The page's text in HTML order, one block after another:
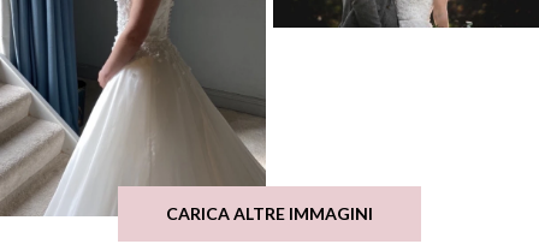
CARICA ALTRE IMMAGINI